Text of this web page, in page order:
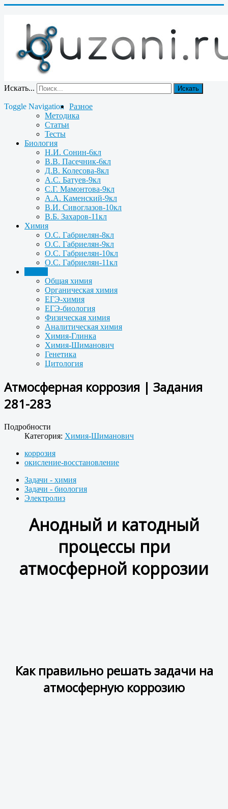
Искать... Искать
Toggle Navigation
Разное
Методика
Статьи
Тесты
Биология
Н.И. Сонин-6кл
В.В. Пасечник-6кл
Д.В. Колесова-8кл
А.С. Батуев-9кл
С.Г. Мамонтова-9кл
А.А. Каменский-9кл
В.И. Сивоглазов-10кл
В.Б. Захаров-11кл
Химия
О.С. Габриелян-8кл
О.С. Габриелян-9кл
О.С. Габриелян-10кл
О.С. Габриелян-11кл
Общая химия
Органическая химия
ЕГЭ-химия
ЕГЭ-биология
Физическая химия
Аналитическая химия
Химия-Глинка
Химия-Шиманович
Генетика
Цитология
Атмосферная коррозия | Задания
281-283
Подробности
Категория: Химия-Шиманович
коррозия
окисление-восстановление
Задачи - химия
Задачи - биология
Электролиз
Анодный и катодный
процессы при
атмосферной коррозии
Как правильно решать задачи на
атмосферную коррозию